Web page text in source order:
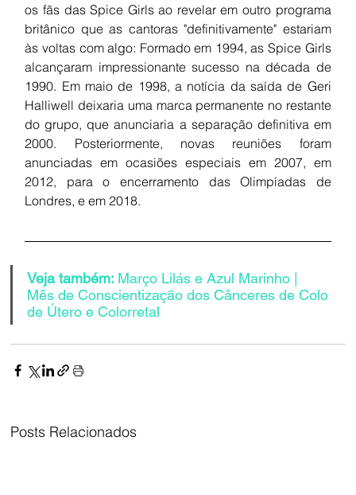
os fãs das Spice Girls ao revelar em outro programa
britânico que as cantoras "definitivamente" estariam
às voltas com algo: Formado em 1994, as Spice Girls
alcançaram impressionante sucesso na década de
1990. Em maio de 1998, a notícia da saída de Geri
Halliwell deixaria uma marca permanente no restante
do grupo, que anunciaria a separação definitiva em
2000. Posteriormente, novas reuniões foram
anunciadas em ocasiões especiais em 2007, em
2012, para o encerramento das Olimpíadas de
Londres, e em 2018.
Veja também: Março Lilás e Azul Marinho |
Mês de Conscientização dos Cânceres de Colo
de Útero e Colorretal
Posts Relacionados